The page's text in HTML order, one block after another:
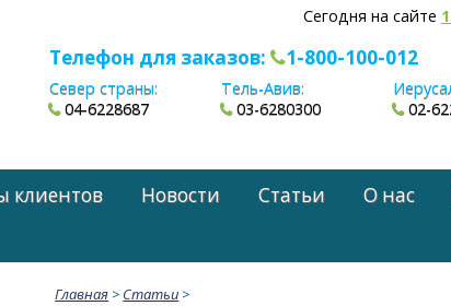
Сегодня на сайте
Телефон для заказов: 1-800-100-012
Север страны:
04-6228687
Тель-Авив:
03-6280300
02-
клиентов Новости Статьи О нас
Главная > Статьи >